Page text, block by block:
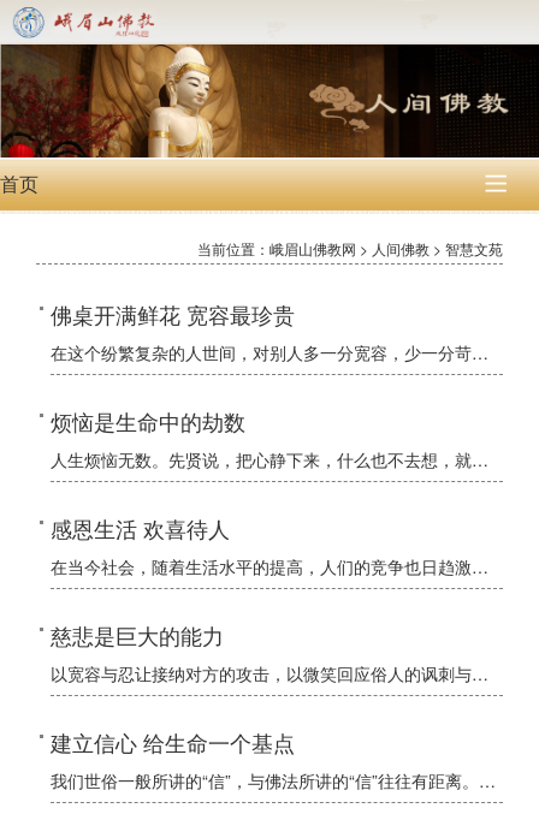
首页 
当前位置：峨眉山佛教网 > 人间佛教 > 智慧文苑
佛桌开满鲜花 宽容最珍贵
在这个纷繁复杂的人世间，对别人多一分宽容，少一分苛刻，就会减少许多令自己后悔莫及的事情发生。进一步说，可避免许多人间悲剧的发生。愿我们每个人在日常生活中，学会用自己高尚的人格去塑造他人高尚的人格，以一
烦恼是生命中的劫数
人生烦恼无数。先贤说，把心静下来，什么也不去想，就没有烦恼了。先贤的话，像扔进水中的石头，而芸芸众生在听得“咕咚”一声闷响之后，烦恼便又涟漪一般荡漾开来，而且层出不穷。
感恩生活 欢喜待人
在当今社会，随着生活水平的提高，人们的竞争也日趋激烈，生活节奏也越来越快，而由此给人们带来的压力也越来越大，令许多的人郁郁寡欢，甚至愁眉不展。其实，不管怎么样的生活，我们都无法回避，就必须去面对它、解
慈悲是巨大的能力
以宽容与忍让接纳对方的攻击，以微笑回应俗人的讽刺与挖苦，以包容对待他人的误解与过失。
建立信心 给生命一个基点
我们世俗一般所讲的“信”，与佛法所讲的“信”往往有距离。世间一般所讲的“信”，就是佛法法相中所讲的“胜解”的意义。所以我们一般会说，我们信什么、或说什么都不信，或说我信唯物主义、唯心主义，或说信上帝、